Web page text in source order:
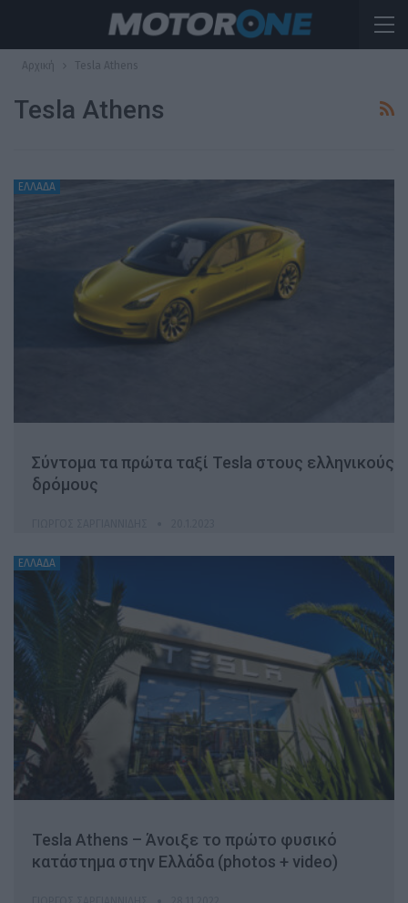
Αρχική Tesla Athens
Tesla Athens
ΕΛΛΑΔΑ
Σύντομα τα πρώτα ταξί Tesla στους ελληνικούς
δρόμους
ΕΛΛΑΔΑ
Tesla Athens – Άνοιξε το πρώτο φυσικό
κατάστημα στην Ελλάδα (photos + video)